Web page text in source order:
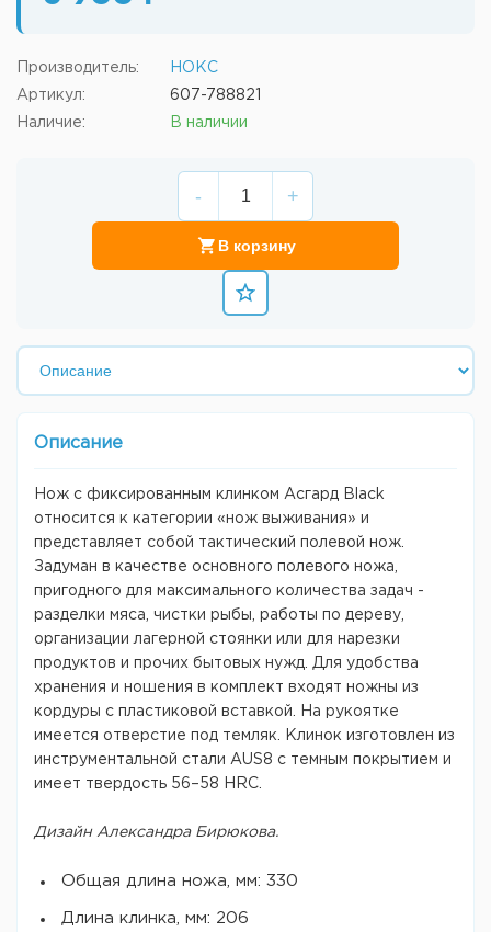
Производитель: НОКС
Артикул: 607-788821
Наличие: В наличии
- +
В корзину
Описание
Нож с фиксированным клинком Асгард Black
относится к категории «нож выживания» и
представляет собой тактический полевой нож.
Задуман в качестве основного полевого ножа,
пригодного для максимального количества задач -
разделки мяса, чистки рыбы, работы по дереву,
организации лагерной стоянки или для нарезки
продуктов и прочих бытовых нужд. Для удобства
хранения и ношения в комплект входят ножны из
кордуры с пластиковой вставкой. На рукоятке
имеется отверстие под темляк. Клинок изготовлен из
инструментальной стали AUS8 с темным покрытием и
имеет твердость 56–58 HRC.
Дизайн Александра Бирюкова.
Общая длина ножа, мм: 330
Длина клинка, мм: 206